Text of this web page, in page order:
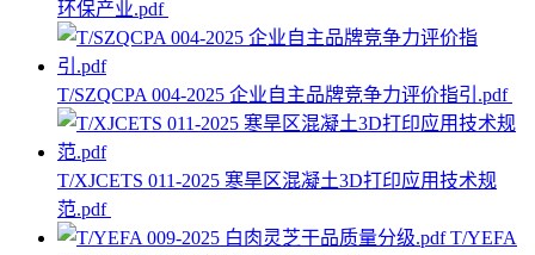
环保产业.pdf
T/SZQCPA 004-2025 企业自主品牌竞争力评价指引.pdf
T/XJCETS 011-2025 寒旱区混凝土3D打印应用技术规
范.pdf
T/YEFA